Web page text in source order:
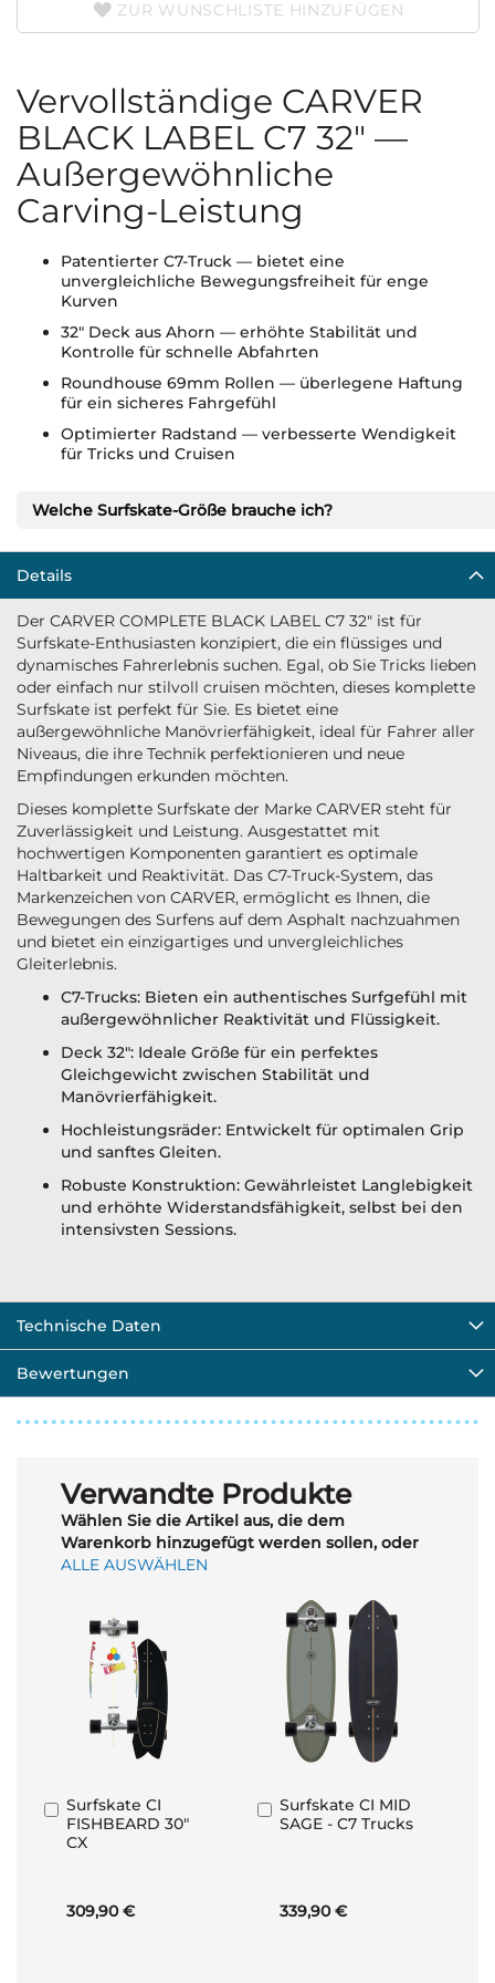
ZUR WUNSCHLISTE HINZUFÜGEN
Vervollständige CARVER
BLACK LABEL C7 32" —
Außergewöhnliche
Carving-Leistung
Patentierter C7-Truck — bietet eine
unvergleichliche Bewegungsfreiheit für enge
Kurven
32" Deck aus Ahorn — erhöhte Stabilität und
Kontrolle für schnelle Abfahrten
Roundhouse 69mm Rollen — überlegene Haftung
für ein sicheres Fahrgefühl
Optimierter Radstand — verbesserte Wendigkeit
für Tricks und Cruisen
Welche Surfskate-Größe brauche ich?
Details
Der CARVER COMPLETE BLACK LABEL C7 32" ist für
Surfskate-Enthusiasten konzipiert, die ein flüssiges und
dynamisches Fahrerlebnis suchen. Egal, ob Sie Tricks lieben
oder einfach nur stilvoll cruisen möchten, dieses komplette
Surfskate ist perfekt für Sie. Es bietet eine
außergewöhnliche Manövrierfähigkeit, ideal für Fahrer aller
Niveaus, die ihre Technik perfektionieren und neue
Empfindungen erkunden möchten.
Dieses komplette Surfskate der Marke CARVER steht für
Zuverlässigkeit und Leistung. Ausgestattet mit
hochwertigen Komponenten garantiert es optimale
Haltbarkeit und Reaktivität. Das C7-Truck-System, das
Markenzeichen von CARVER, ermöglicht es Ihnen, die
Bewegungen des Surfens auf dem Asphalt nachzuahmen
und bietet ein einzigartiges und unvergleichliches
Gleiterlebnis.
C7-Trucks: Bieten ein authentisches Surfgefühl mit
außergewöhnlicher Reaktivität und Flüssigkeit.
Deck 32": Ideale Größe für ein perfektes
Gleichgewicht zwischen Stabilität und
Manövrierfähigkeit.
Hochleistungsräder: Entwickelt für optimalen Grip
und sanftes Gleiten.
Robuste Konstruktion: Gewährleistet Langlebigkeit
und erhöhte Widerstandsfähigkeit, selbst bei den
intensivsten Sessions.
Technische Daten
Bewertungen
Verwandte Produkte
Wählen Sie die Artikel aus, die dem
Warenkorb hinzugefügt werden sollen, oder
ALLE AUSWÄHLEN
Surfskate CI
FISHBEARD 30"
CX
309,90 €
In
den
Warenkorb
Surfskate CI MID
SAGE - C7 Trucks
339,90 €
In
den